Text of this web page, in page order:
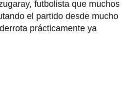
futbolista que muchos
el partido desde mucho
prácticamente ya